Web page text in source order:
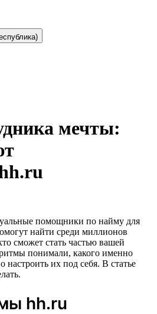
мечты:
помощники по найму для
найти среди миллионов
сможет стать частью вашей
понимали, какого именно
их под себя. В статье
hh.ru